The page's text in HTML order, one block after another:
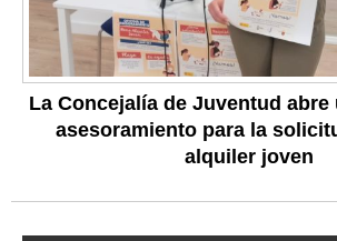
La Concejalía de Juventud
asesoramiento para la
alquiler joven